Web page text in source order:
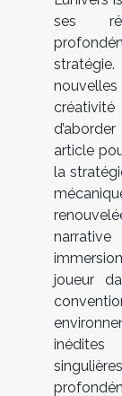
ses
créativité
article
la
joueur